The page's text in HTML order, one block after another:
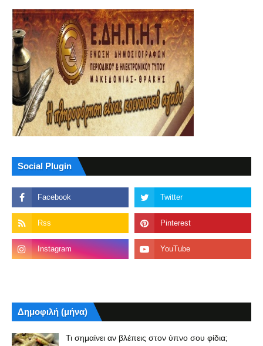
Social Plugin
Δημοφιλή (μήνα)
Τι σημαίνει αν βλέπεις στον ύπνο σου φίδια;